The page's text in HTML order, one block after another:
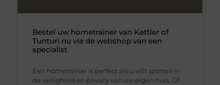
Bestel uw hometrainer van Kettler of
Tunturi nu via de webshop van een
specialist
Een hometrainer is perfect als u wilt sporten in
de veiligheid en privacy van uw eigen huis. Of